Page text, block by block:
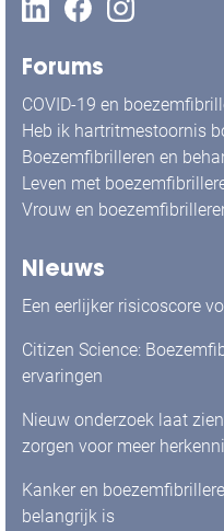
Forums
COVID-19 en
Heb ik hartritmestoornis
Boezemfibrilleren en
Leven met
Vrouw en
Nieuws
Een eerlijker risicoscore
Citizen Science:
ervaringen
Nieuw onderzoek laat
zorgen voor meer
Kanker en
belangrijk is